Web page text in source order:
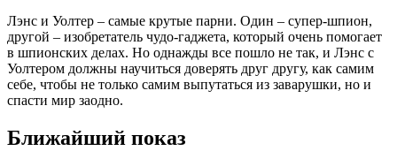
Лэнс и Уолтер – самые крутые парни. Один – супер-шпион,
другой – изобретатель чудо-гаджета, который очень помогает
в шпионских делах. Но однажды все пошло не так, и Лэнс с
Уолтером должны научиться доверять друг другу, как самим
себе, чтобы не только самим выпутаться из заварушки, но и
спасти мир заодно.
Ближайший показ